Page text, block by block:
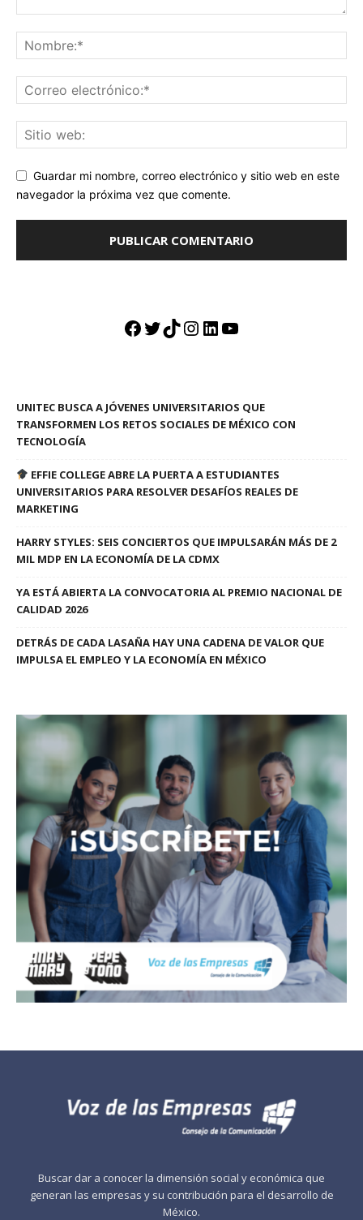
Guardar mi nombre, correo electrónico y sitio web en este
navegador la próxima vez que comente.
Facebook
Twitter
TikTok
Instagram
LinkedIn
YouTube
UNITEC BUSCA A JÓVENES UNIVERSITARIOS QUE
TRANSFORMEN LOS RETOS SOCIALES DE MÉXICO CON
TECNOLOGÍA
EFFIE COLLEGE ABRE LA PUERTA A ESTUDIANTES
UNIVERSITARIOS PARA RESOLVER DESAFÍOS REALES DE
MARKETING
HARRY STYLES: SEIS CONCIERTOS QUE IMPULSARÁN MÁS DE 2
MIL MDP EN LA ECONOMÍA DE LA CDMX
YA ESTÁ ABIERTA LA CONVOCATORIA AL PREMIO NACIONAL DE
CALIDAD 2026
DETRÁS DE CADA LASAÑA HAY UNA CADENA DE VALOR QUE
IMPULSA EL EMPLEO Y LA ECONOMÍA EN MÉXICO
Buscar dar a conocer la dimensión social y económica que
generan las empresas y su contribución para el desarrollo de
México.